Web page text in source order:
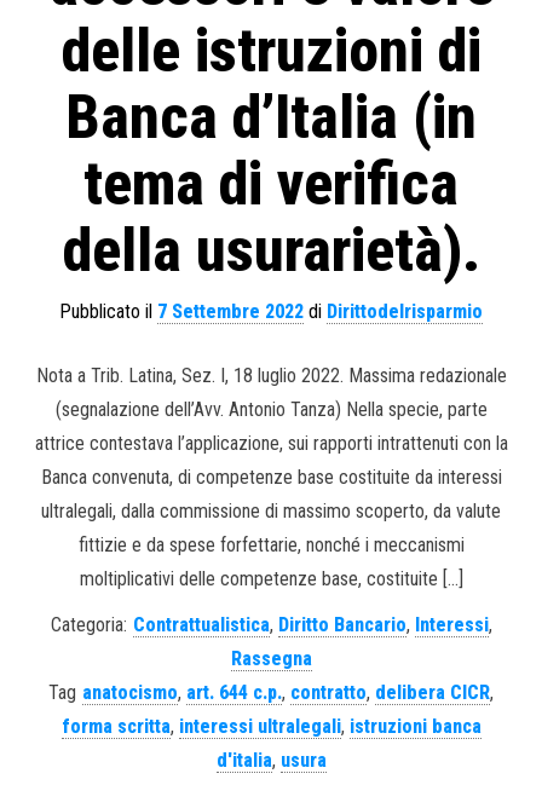
delle istruzioni di
Banca d’Italia (in
tema di verifica
della usurarietà).
Pubblicato il 7 Settembre 2022 di Dirittodelrisparmio
Nota a Trib. Latina, Sez. I, 18 luglio 2022. Massima redazionale
(segnalazione dell’Avv. Antonio Tanza) Nella specie, parte
attrice contestava l’applicazione, sui rapporti intrattenuti con la
Banca convenuta, di competenze base costituite da interessi
ultralegali, dalla commissione di massimo scoperto, da valute
fittizie e da spese forfettarie, nonché i meccanismi
moltiplicativi delle competenze base, costituite […]
Categoria: Contrattualistica, Diritto Bancario, Interessi,
Rassegna
Tag anatocismo, art. 644 c.p., contratto, delibera CICR,
forma scritta, interessi ultralegali, istruzioni banca
d'italia, usura